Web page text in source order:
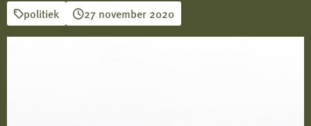
politiek 27 november 2020